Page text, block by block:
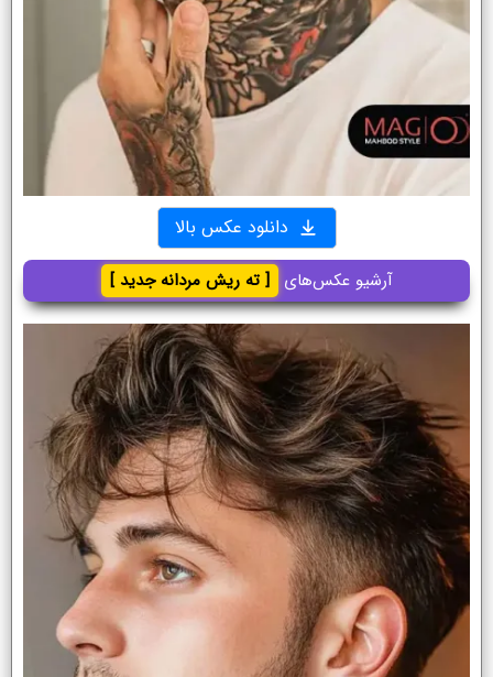
دانلود عکس بالا
آرشیو عکس‌های [ ته ریش مردانه جدید ]